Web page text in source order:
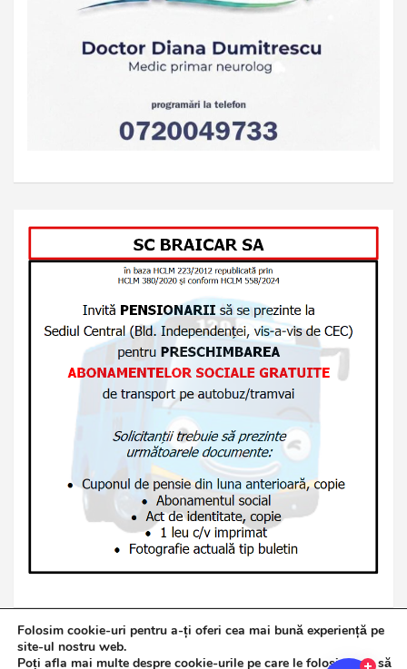
Folosim cookie-uri pentru a-ți oferi cea mai bună experiență pe
site-ul nostru web.
Poți afla mai multe despre cookie-urile pe care le folosim sau să